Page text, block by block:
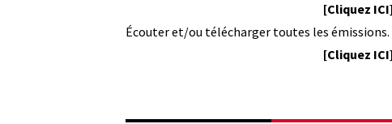
[Cliquez ICI]
Écouter et/ou télécharger toutes les émissions.
[Cliquez ICI]